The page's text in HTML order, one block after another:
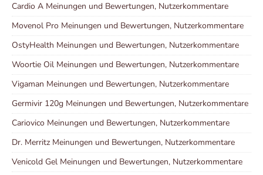
Cardio A Meinungen und Bewertungen, Nutzerkommentare
Movenol Pro Meinungen und Bewertungen, Nutzerkommentare
OstyHealth Meinungen und Bewertungen, Nutzerkommentare
Woortie Oil Meinungen und Bewertungen, Nutzerkommentare
Vigaman Meinungen und Bewertungen, Nutzerkommentare
Germivir 120g Meinungen und Bewertungen, Nutzerkommentare
Cariovico Meinungen und Bewertungen, Nutzerkommentare
Dr. Merritz Meinungen und Bewertungen, Nutzerkommentare
Venicold Gel Meinungen und Bewertungen, Nutzerkommentare